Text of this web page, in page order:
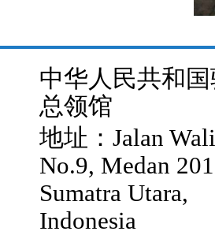
中华人民共和
总领馆
地址：Jalan
No.9, Medan
Sumatra Utara,
Indonesia